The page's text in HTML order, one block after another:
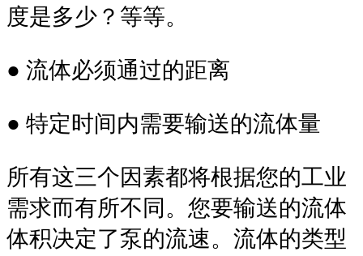
度是多少？等等。
● 流体必须通过的距离
● 特定时间内需要输送的流体量
所有这三个因素都将根据您的工业
需求而有所不同。您要输送的流体
体积决定了泵的流速。流体的类型